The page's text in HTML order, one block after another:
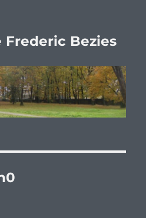
Frederic Bezies